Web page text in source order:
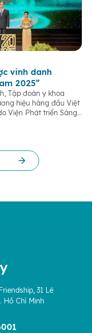
vinh danh
2025”
Tập đoàn y khoa
hiệu hàng đầu Việt
Viện Phát triển Sáng
31 Lê
Hồ Chí Minh